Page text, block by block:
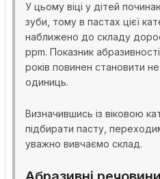
У цьому віці у дітей
зуби, тому в пастах цієї
наближено до складу
ppm. Показник
років повинен становити
одиниць.
Визначившись із віковою
підбирати пасту,
уважно вивчаємо склад.